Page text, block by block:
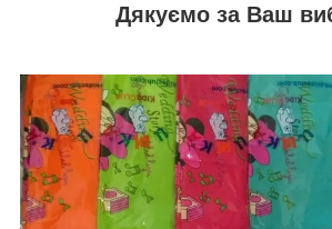
Дякуємо за Ваш